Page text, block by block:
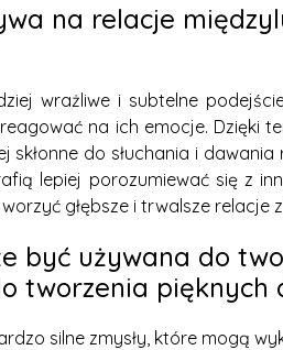
na relacje
wrażliwe i subtelne
na ich emocje. Dzięki
skłonne do słuchania i
lepiej porozumiewać się z
głębsze i trwalsze relacje
być używana do
tworzenia pięknych
silne zmysły, które mogą